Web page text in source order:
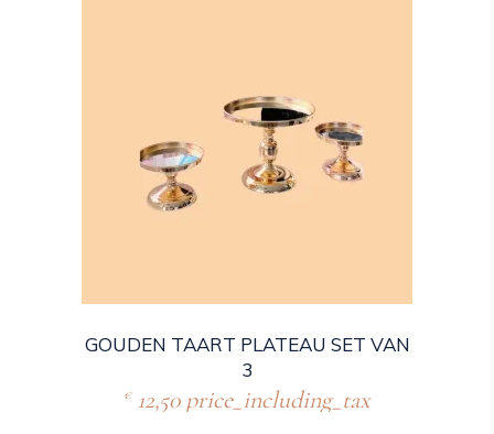
GOUDEN TAART PLATEAU SET VAN
3
€12,50 price_including_tax